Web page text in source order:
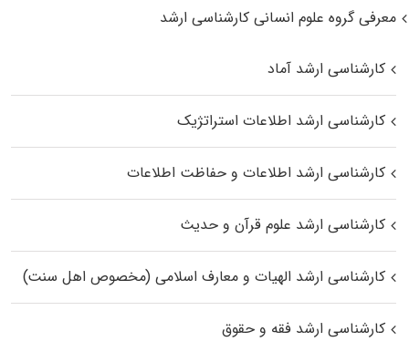
معرفی گروه علوم انسانی کارشناسی ارشد
کارشناسی ارشد آماد
کارشناسی ارشد اطلاعات استراتژیک
کارشناسی ارشد اطلاعات و حفاظت اطلاعات
کارشناسی ارشد علوم قرآن و حدیث
کارشناسی ارشد الهیات و معارف اسلامی (مخصوص اهل سنت)
کارشناسی ارشد فقه و حقوق